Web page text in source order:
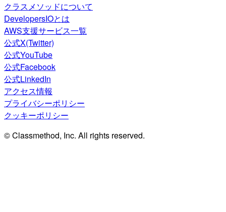
クラスメソッドについて
DevelopersIOとは
AWS支援サービス一覧
公式X(Twitter)
公式YouTube
公式Facebook
公式LinkedIn
アクセス情報
プライバシーポリシー
クッキーポリシー
© Classmethod, Inc. All rights reserved.